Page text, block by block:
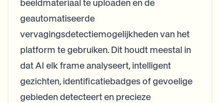
beeldmateriaal te uploaden en de
geautomatiseerde
vervagingsdetectiemogelijkheden van het
platform te gebruiken. Dit houdt meestal in
dat AI elk frame analyseert, intelligent
gezichten, identificatiebadges of gevoelige
gebieden detecteert en precieze